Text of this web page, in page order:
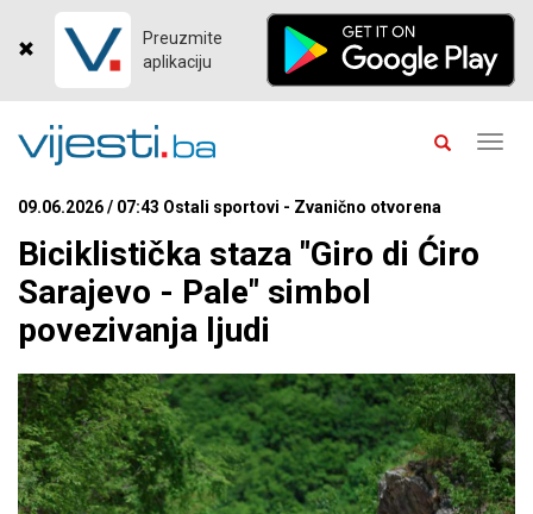
Preuzmite
aplikaciju
09.06.2026 / 07:43 Ostali sportovi - Zvanično otvorena
Biciklistička staza "Giro di Ćiro
Sarajevo - Pale" simbol
povezivanja ljudi